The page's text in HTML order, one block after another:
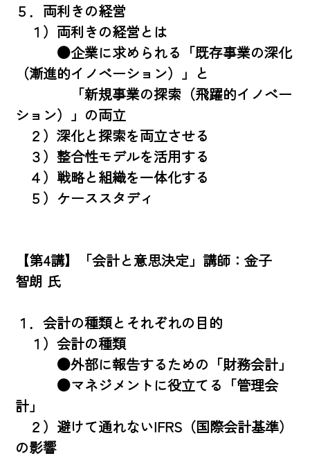
５．両利きの経営
１）両利きの経営とは
●企業に求められる「既存事業の深化
（漸進的イノベーション）」と
「新規事業の探索（飛躍的イノベー
ション）」の両立
２）深化と探索を両立させる
３）整合性モデルを活用する
４）戦略と組織を一体化する
５）ケーススタディ
【第4講】「会計と意思決定」講師：金子
智朗 氏
１．会計の種類とそれぞれの目的
１）会計の種類
●外部に報告するための「財務会計」
●マネジメントに役立てる「管理会
計」
２）避けて通れないIFRS（国際会計基準）
の影響